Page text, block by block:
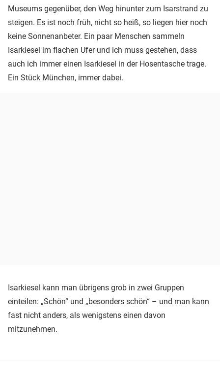
Museums gegenüber, den Weg hinunter zum Isarstrand zu
steigen. Es ist noch früh, nicht so heiß, so liegen hier noch
keine Sonnenanbeter. Ein paar Menschen sammeln
Isarkiesel im flachen Ufer und ich muss gestehen, dass
auch ich immer einen Isarkiesel in der Hosentasche trage.
Ein Stück München, immer dabei.
Isarkiesel kann man übrigens grob in zwei Gruppen
einteilen: „Schön“ und „besonders schön“ – und man kann
fast nicht anders, als wenigstens einen davon
mitzunehmen.